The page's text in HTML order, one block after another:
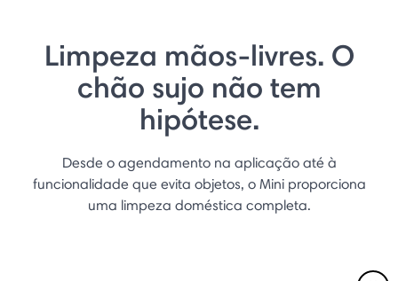
Limpeza mãos-livres. O
chão sujo não tem
hipótese.
Desde o agendamento na aplicação até à
funcionalidade que evita objetos, o Mini proporciona
uma limpeza doméstica completa.